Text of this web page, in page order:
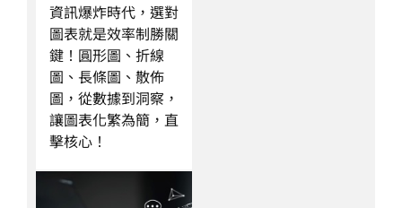
資訊爆炸時代，選對
圖表就是效率制勝關
鍵！圓形圖、折線
圖、長條圖、散佈
圖，從數據到洞察，
讓圖表化繁為簡，直
擊核心！